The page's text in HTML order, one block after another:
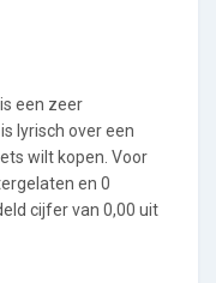
een zeer
lyrisch over een
wilt kopen. Voor
en 0
cijfer van 0,00 uit